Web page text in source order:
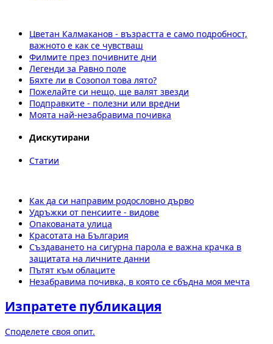
Цветан Калмаканов - възрастта е само подробност,
важното е как се чувстваш
Филмите през почивните дни
Легенди за Равно поле
Бяхте ли в Созопол това лято?
Пожелайте си нещо, ще валят звезди
Подправките - полезни или вредни
Моята най-незабравима почивка
Дискутирани
Статии
Как да си направим родословно дърво
Удръжки от пенсиите - видове
Опакованата улица
Красотата на България
Създаването на сигурна парола е важна крачка в
защитата на личните данни
Пътят към облаците
Незабравима почивка, в която се сбъдна моя мечта
Изпратете публикация
Споделете своя опит.